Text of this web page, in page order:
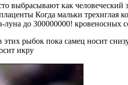
выбрасывают как человеческий
Когда мальки трехиглая
луна до 300000000! кровеносных
этих рыбок пока самец носит
икру